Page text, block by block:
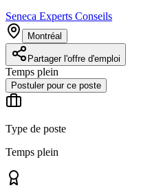
Seneca Experts Conseils
Montréal
Partager l'offre d'emploi
Temps plein
Postuler pour ce poste
Type de poste
Temps plein